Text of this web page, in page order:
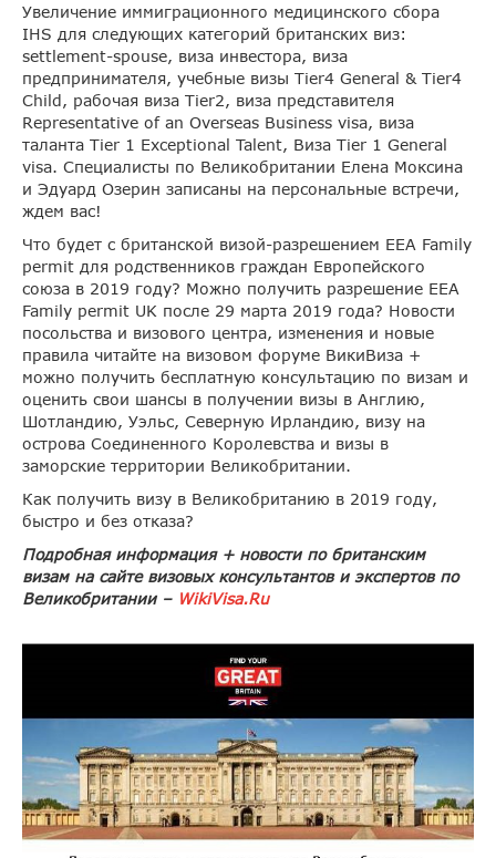
Увеличение иммиграционного медицинского сбора
IHS для следующих категорий британских виз:
settlement-spouse, виза инвестора, виза
предпринимателя, учебные визы Tier4 General & Tier4
Child, рабочая виза Tier2, виза представителя
Representative of an Overseas Business visa, виза
таланта Tier 1 Exceptional Talent, Виза Tier 1 General
visa. Специалисты по Великобритании Елена Моксина
и Эдуард Озерин записаны на персональные встречи,
ждем вас!
Что будет с британской визой-разрешением EEA Family
permit для родственников граждан Европейского
союза в 2019 году? Можно получить разрешение EEA
Family permit UK после 29 марта 2019 года? Новости
посольства и визового центра, изменения и новые
правила читайте на визовом форуме ВикиВиза +
можно получить бесплатную консультацию по визам и
оценить свои шансы в получении визы в Англию,
Шотландию, Уэльс, Северную Ирландию, визу на
острова Соединенного Королевства и визы в
заморские территории Великобритании.
Как получить визу в Великобританию в 2019 году,
быстро и без отказа?
Подробная информация + новости по британским
визам на сайте визовых консультантов и экспертов по
Великобритании – WikiVisa.Ru